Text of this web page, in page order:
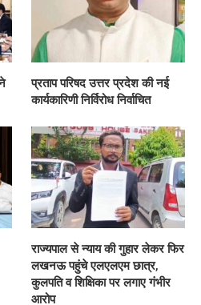
प्रताप परिषद उत्तर प्रदेश की नई
कार्यकारिणी निर्विरोध निर्वाचित
राज्यपाल से न्याय की गुहार लेकर फिर
लखनऊ पहुंचे एलएलएम छात्र,
कुलपति व शिक्षिका पर लगाए गंभीर
आरोप